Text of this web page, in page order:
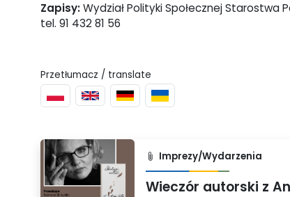
Zapisy:Wydział Polityki Społecznej Starostwa
tel. 91 432 81 56
Przetłumacz / translate
Imprezy/Wydarzenia
Wieczór autorski z